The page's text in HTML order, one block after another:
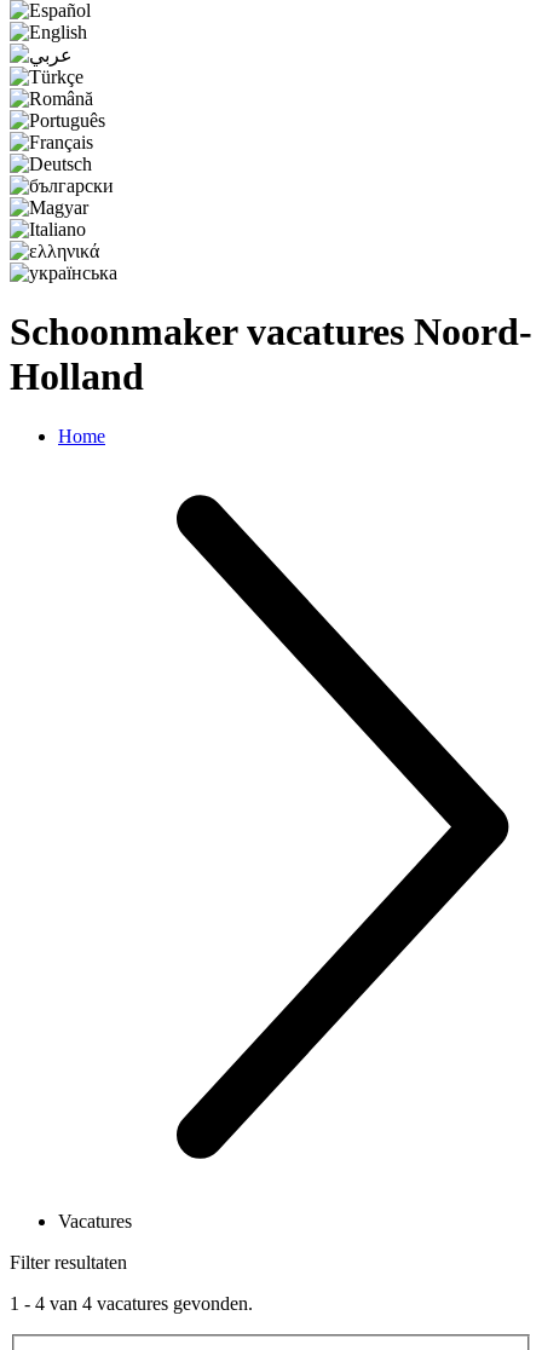
Schoonmaker vacatures Noord-
Holland
Home
Vacatures
Filter resultaten
1 - 4 van 4 vacatures gevonden.